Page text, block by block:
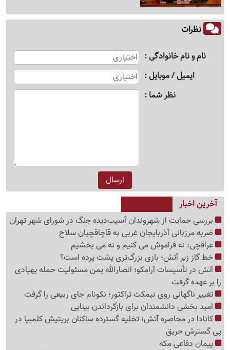
نظرات
نام و نام خانوادگی
ایمیل / موبایل
نظر شما
آخرین اخبار
بررسی حمایت از شهروندان آسیب‌دیده جنگ در شورای شهر تهران
ضربه مرزبانی آذربایجان غربی به قاچاقچیان سلاح
عراقچی: نه فراموش می کنیم و نه می بخشیم
خط گاز زیر آتش؛ بازی بزرگ‌تری پشت پرده است؟
آتش در تأسیسات آرامکو؛ انصارالله یمن مسئولیت حمله پهپادی
را بر عهده گرفت
تغییر ناگهانی روی نیمکت تراکتور؛ نکونام جای ربیعی را گرفت
امید بخشی دانشمندان برای بازگرداندن بینایی
کانادا در محاصره آتش؛ تخلیه گسترده ساکنان بریتیش کلمبیا در
پی گسترش حریق
پیمان دفاعی مکه